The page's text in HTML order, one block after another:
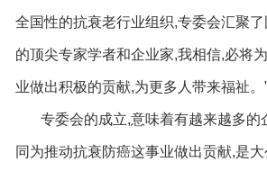
全国性的抗衰老行业组织,专委会汇聚
的顶尖专家学者和企业家,我相信,必将
业做出积极的贡献,为更多人带来福祉。
专委会的成立,意味着有越来越多的
同为推动抗衰防癌这事业做出贡献,是